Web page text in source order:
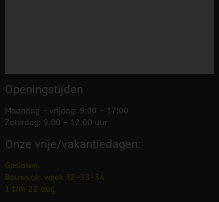
Openingstijden
Maandag – vrijdag: 9:00 – 17:00
Zaterdag: 9.00 – 12.00 uur
Onze vrije/vakantiedagen:
Gesloten:
Bouwvak: week 32-33-34
1 t/m 22 aug.